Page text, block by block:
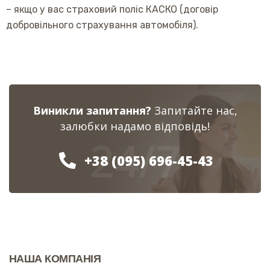
– якщо у вас страховий поліс КАСКО (договір
добровільного страхування автомобіля).
Виникли запитання? Запитайте нас,
залюбки надамо відповідь!
+38 (095) 696-45-43
24/7
НАША КОМПАНІЯ